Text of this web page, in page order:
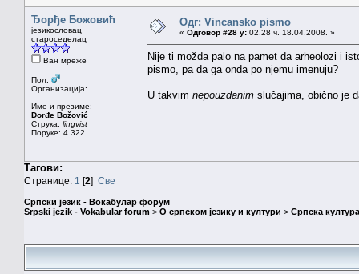
Ђорђе Божовић
језикословац
староседелац
Ван мреже
Пол:
Организација:
Име и презиме:
Đorđe Božović
Струка: lingvist
Поруке: 4.322
Одг: Vincansko pismo
« Одговор #28 у: 02.28 ч. 18.04.2008. »
Nije ti možda palo na pamet da arheolozi i
pismo, pa da ga onda po njemu imenuju?
U takvim nepouzdanim slučajima, obično je
Тагови:
Странице: 1 [2] Све
Српски језик - Вокабулар форум
Srpski jezik - Vokabular forum > О српском језику и култури > Српска